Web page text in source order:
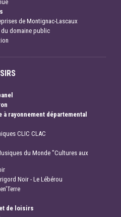
de Montignac-Lascaux
domaine public
rayonnement départemental
CLIC CLAC
du Monde "Cultures aux
Noir - Le Lébérou
de loisirs